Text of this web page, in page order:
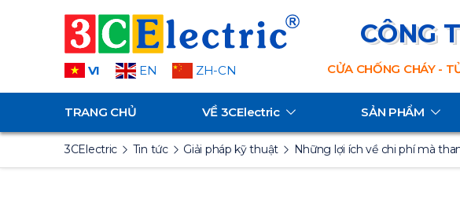
VI EN ZH-CN
CÔNG
CỬA CHỐNG CHÁY -
TRANG CHỦ VỀ 3CElectric SẢN PHẨM
3CElectric Tin tức Giải pháp kỹ thuật Những lợi ích về chi phí mà